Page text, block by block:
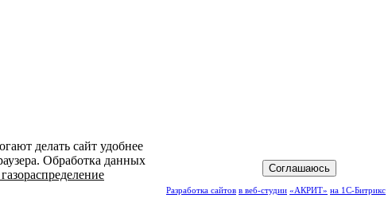
Разработка сайтов в веб-студии «АКРИТ» на 1С-Битрикс
делать сайт удобнее
Обработка данных
Соглашаюсь